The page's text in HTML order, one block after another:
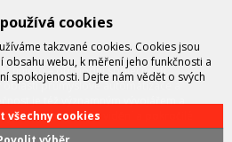
– obchodní společností,
oblasti průmyslové automatizace a
je též významným vývojářem a
strojového vidění a pokročilé
cookies
takzvané cookies. Cookies jsou
webu, k měření jeho funkčnosti a
spokojenosti. Dejte nám vědět o svých
všechny cookies